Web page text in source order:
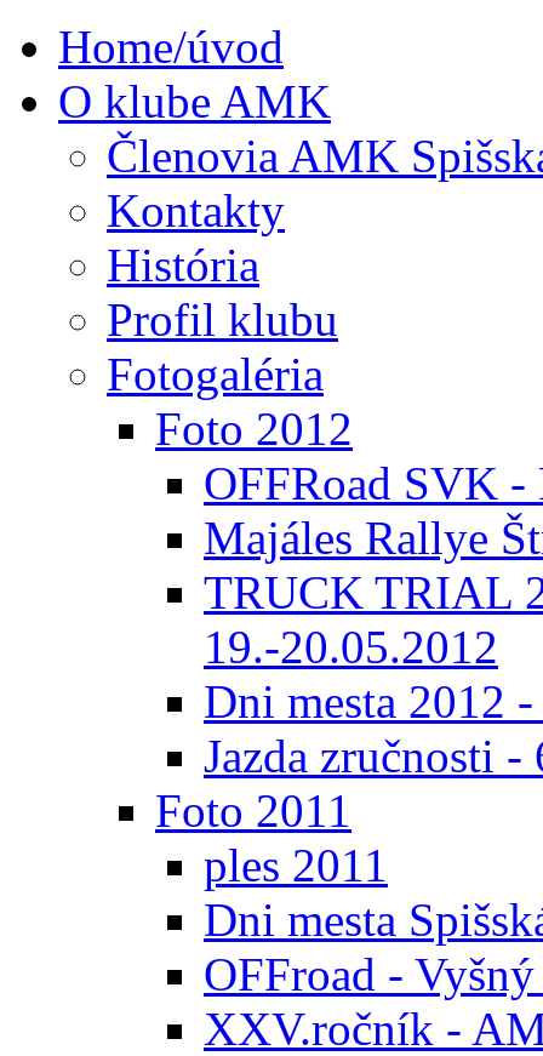
Home/úvod
O klube AMK
Členovia AMK
Kontakty
História
Profil klubu
Fotogaléria
Foto 2012
OFFRoad SVK -
Majáles Rallye
TRUCK TRIAL
19.-20.05.2012
Dni mesta 2012
Jazda zručnosti
Foto 2011
ples 2011
Dni mesta
OFFroad -
XXV.ročník -